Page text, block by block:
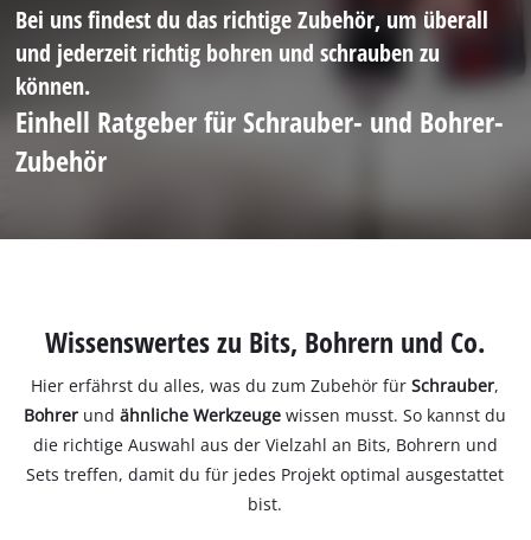
Bei uns findest du das richtige Zubehör, um überall
und jederzeit richtig bohren und schrauben zu
können.
Einhell Ratgeber für Schrauber- und Bohrer-
Zubehör
Wissenswertes zu Bits, Bohrern und Co.
Hier erfährst du alles, was du zum Zubehör fürSchrauber,
Bohrer undähnliche Werkzeuge wissen musst. So kannst du
die richtige Auswahl aus der Vielzahl an Bits, Bohrern und
Sets treffen, damit du für jedes Projekt optimal ausgestattet
bist.